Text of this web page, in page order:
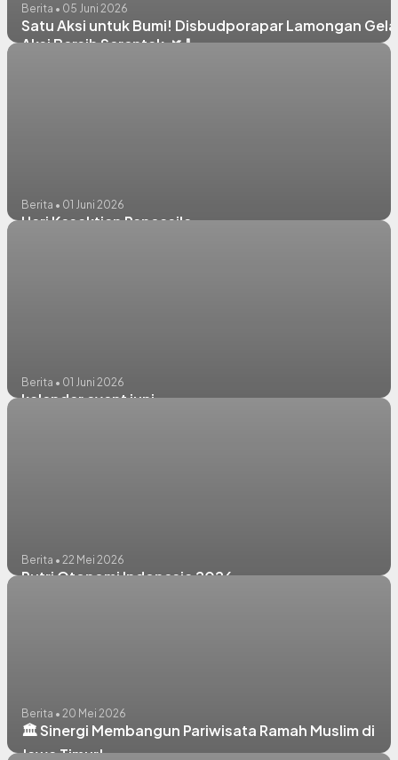
Berita • 05 Juni 2026
Satu Aksi untuk Bumi! Disbudporapar Lamongan
Aksi Bersih Serentak 🌿🧹
Berita • 01 Juni 2026
Hari Kesaktian Pancasila
Berita • 01 Juni 2026
kalender event juni
Berita • 22 Mei 2026
Putri Otonomi Indonesia 2026
Berita • 20 Mei 2026
🏛️ Sinergi Membangun Pariwisata Ramah Muslim di
Jawa Timur!